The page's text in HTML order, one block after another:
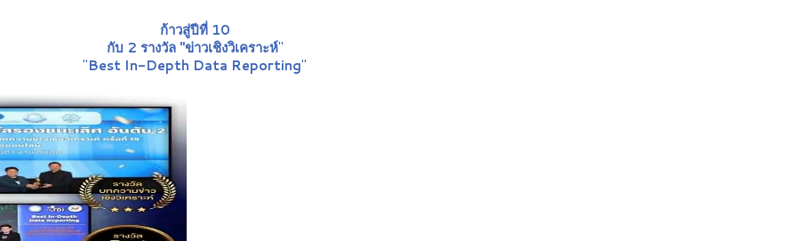
ก้าวสู่ปีที่ 10
กับ 2 รางวัล "ข่าวเชิงวิเคราะห์"
"Best In-Depth Data Reporting"